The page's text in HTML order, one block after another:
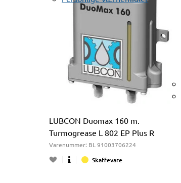
LUBCON Duomax 160 m.
Turmogrease L 802 EP Plus R
Varenummer: BL 91003706224
Skaffevare